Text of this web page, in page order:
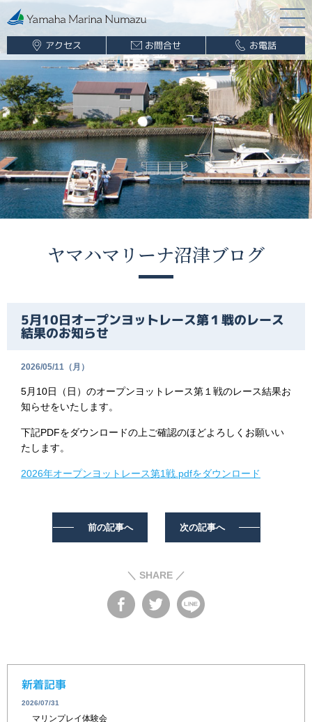
アクセス お問合せ お電話
マリーナ案内
海遊び情報
レンタルボート
ボート販売
ボート保管業務
船舶免許
ヤマハマリーナ沼津ブログ
5月10日オープンヨットレース第１戦のレース
結果のお知らせ
2026/05/11（月）
5月10日（日）のオープンヨットレース第１戦のレース結果お
知らせをいたします。
下記PDFをダウンロードの上ご確認のほどよろしくお願いい
たします。
2026年オープンヨットレース第1戦.pdfをダウンロード
前の記事へ 次の記事へ
＼ SHARE ／
新着記事
2026/07/31
マリンプレイ体験会